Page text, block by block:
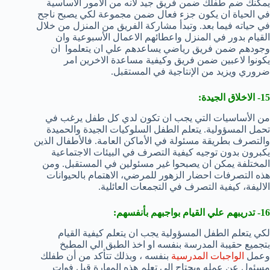
يمكنك ضم طفلك ضمن فريق جيد لأنه من الأمور الأساسية
في الحياة ان يكون جزء فعال ضمن مجموعة لكي يصبح ناجح
في حياته فيما بعد. وتبدأ مشاركة الفريق من المنزل من خلال
القيام بدور في المنزل واعطائهم الاعمال الأسبوعية وان
وجودهم ضمن فريق رياضي يساعدهم علي ان يتعلموا ان
يكونوا لاعبين ضمن فريق وكيفية مساعدة الاخرين امر
ضروري ويزيد من الإنتاجية في المستقبل.
15- الاخلاق الجيدة:
من الأساسيات التي يجب ان تكون لدي كل طفل يرغب في
تحمل المسؤولية. يتعلم الطفل السلوكيات الجيدة والحميدة
والتصرف بطريقة مسئولة في الأماكن العامة. فالأطفال الذين
يكبرون بدون توجيه كيفية التصرف في البيئات الاجتماعية
المختلفة يمكن ان يصبحوا غير مسئولين في المستقبل. ومن
هذه التصرفات احضار الزهور للمرضي، الاهتمام بالحيوانات
الاليفة، كيفية التصرف في التجمعات العائلية.
16- تدريبهم علي القيام بواجبهم بأنفسهم:
لكي يتعلم الطفل المسؤولية يجب ان يتعلم كيفية القيام
بتجميع حقيبة المدرسة بنفسه او اخذ الطبق الي المطبخ
وعمل الواجبات المدرسية بنفسه ، وبذلك تتأكد من أن طفلك
مسئول عن عمله ويحتاج الي تعلم هذه المهارة قبل فوات